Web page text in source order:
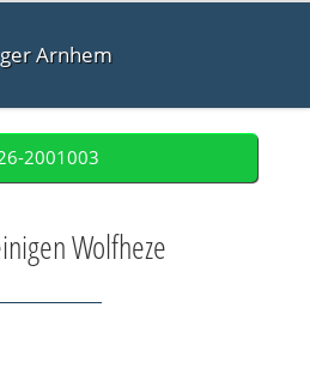
Arnhem
2001003
Wolfheze